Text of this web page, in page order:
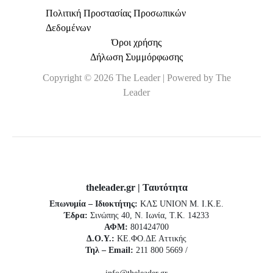
Πολιτική Προστασίας Προσωπικών
Δεδομένων
Όροι χρήσης
Δήλωση Συμμόρφωσης
Copyright © 2026 The Leader | Powered by The
Leader
theleader.gr | Ταυτότητα
Επωνυμία – Ιδιοκτήτης: ΚΛΣ UNION Μ. Ι.Κ.Ε.
Έδρα: Σινώπης 40, Ν. Ιωνία, Τ.Κ. 14233
ΑΦΜ: 801424700
Δ.Ο.Υ.: ΚΕ.ΦΟ.ΔΕ Αττικής
Τηλ – Email: 211 800 5669 /